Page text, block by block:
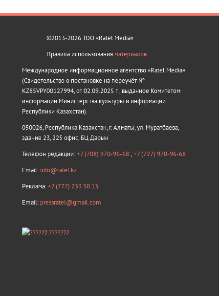
©2013-2026 ТОО «Ratel Media»
Правила использования материалов
Международное информационное агентство «Ratel Media»
(Свидетельство о постановке на переучёт №
KZ85VPY00127994, от 02.09.2025 г., выданное Комитетом
информации Министерства культуры и информации
Республики Казахстан).
050026, Республика Казахстан, г. Алматы, ул. Муратбаева,
здание 23, 225 офис, БЦ Дарын
Телефон редакции:+7 (708) 970-96-68 ;+7 (727) 970-96-68
Email: info@ratel.kz
Реклама:+7 (777) 233 50 13
Email: pressratel@gmail.com